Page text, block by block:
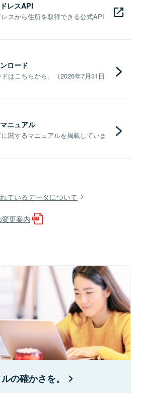
レスAPI
スから住所を取得できる公式API
ロード
はこちらから。（2026年7月31日
ニュアル
関するマニュアルを掲載していま
ているデータについて
更案内
の確かさを。